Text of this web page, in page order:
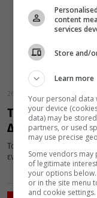
26 Οκτωβρίου 2016
Το θαύμα της
Δημητρίου το
Το θαύμα της
εντός του Ιερού Ναού
content
services
Store and/
Learn more
Your personal
your device
data) may be
partners, or used
may use precise
Some vendors
of legitimate
your options
or in the site menu
and cookie settings.